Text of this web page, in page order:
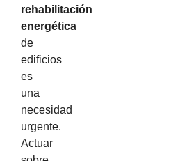
rehabilitación
energética
de
edificios
es
una
necesidad
urgente.
Actuar